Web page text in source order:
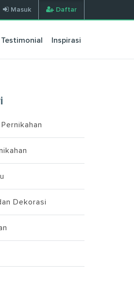
Masuk Daftar
Testimonial Inspirasi
Dekorasi